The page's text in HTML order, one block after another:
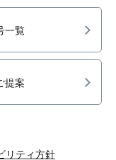
一覧
提案
リティ方針